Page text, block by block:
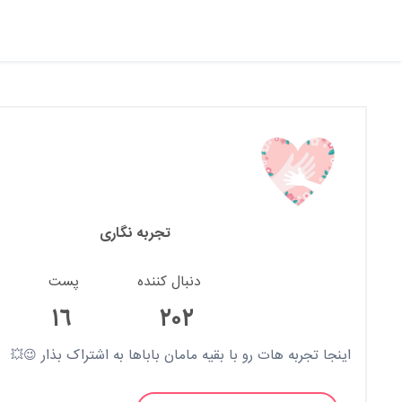
تجربه نگاری
دنبال کننده
٢۰٢
پست
١٦
اینجا تجربه هات رو با بقیه مامان باباها به اشتراک بذار 😉💥